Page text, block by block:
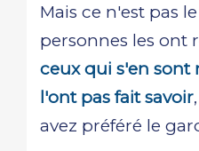
Mais ce n'est pas
personnes les ont
ceux qui s'en
l'ont pas fait savoir
avez préféré le